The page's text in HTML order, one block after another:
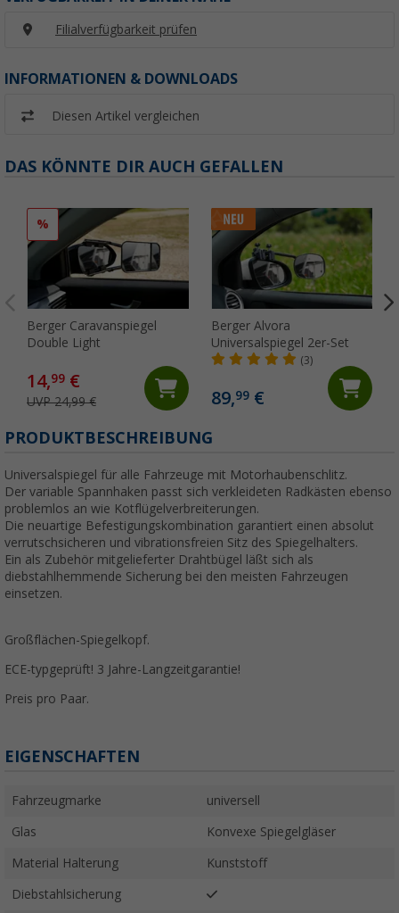
Filialverfügbarkeit prüfen
INFORMATIONEN & DOWNLOADS
Diesen Artikel vergleichen
DAS KÖNNTE DIR AUCH GEFALLEN
%
Berger Caravanspiegel
Double Light
14,99 €
UVP 24,99 €
Berger Alvora
Universalspiegel 2er-Set
(3)
89,99€
PRODUKTBESCHREIBUNG
Universalspiegel für alle Fahrzeuge mit Motorhaubenschlitz.
Der variable Spannhaken passt sich verkleideten Radkästen ebenso
problemlos an wie Kotflügelverbreiterungen.
Die neuartige Befestigungskombination garantiert einen absolut
verrutschsicheren und vibrationsfreien Sitz des Spiegelhalters.
Ein als Zubehör mitgelieferter Drahtbügel läßt sich als
diebstahlhemmende Sicherung bei den meisten Fahrzeugen
einsetzen.
Großflächen-Spiegelkopf.
ECE-typgeprüft! 3 Jahre-Langzeitgarantie!
Preis pro Paar.
EIGENSCHAFTEN
Fahrzeugmarke universell
Glas Konvexe Spiegelgläser
Material Halterung Kunststoff
Diebstahlsicherung